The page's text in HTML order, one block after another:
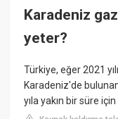
Karadeniz
yeter?
Türkiye, eğer 2021
Karadeniz'de
yıla yakın bir süre